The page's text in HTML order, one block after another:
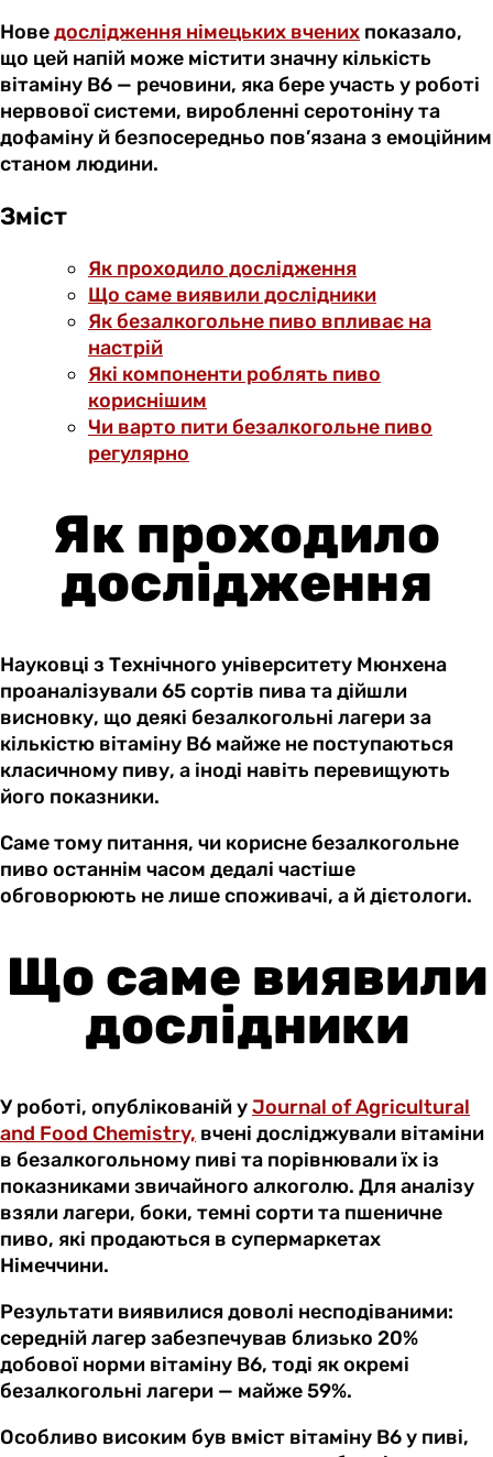
Новедослідження німецьких вчених показало,
що цей напій може містити значну кількість
вітаміну B6 — речовини, яка бере участь у роботі
нервової системи, виробленні серотоніну та
дофаміну й безпосередньо пов’язана з емоційним
станом людини.
Зміст
Як проходило дослідження
Що саме виявили дослідники
Як безалкогольне пиво впливає на
настрій
Які компоненти роблять пиво
кориснішим
Чи варто пити безалкогольне пиво
регулярно
Як проходило
дослідження
Науковці з Технічного університету Мюнхена
проаналізували 65 сортів пива та дійшли
висновку, що деякі безалкогольні лагери за
кількістю вітаміну B6 майже не поступаються
класичному пиву, а іноді навіть перевищують
його показники.
Саме тому питання, чи корисне безалкогольне
пиво останнім часом дедалі частіше
обговорюють не лише споживачі, а й дієтологи.
Що саме виявили
дослідники
У роботі, опублікованій уJournal of Agricultural
and Food Chemistry, вчені досліджували вітаміни
в безалкогольному пиві та порівнювали їх із
показниками звичайного алкоголю. Для аналізу
взяли лагери, боки, темні сорти та пшеничне
пиво, які продаються в супермаркетах
Німеччини.
Результати виявилися доволі несподіваними:
середній лагер забезпечував близько 20%
добової норми вітаміну B6, тоді як окремі
безалкогольні лагери — майже 59%.
Особливо високим був вміст вітаміну B6 у пиві,